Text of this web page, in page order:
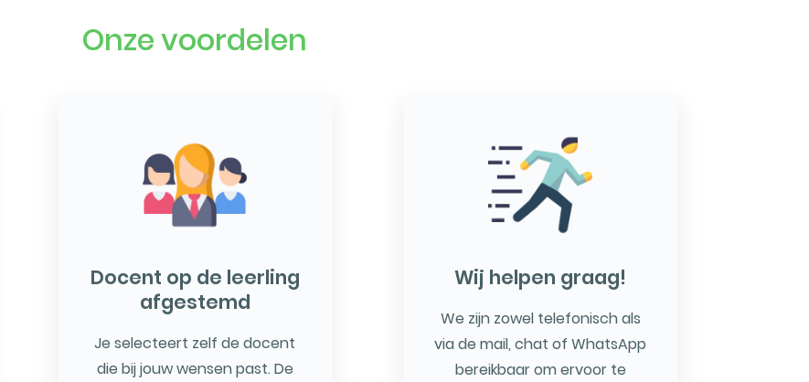
Onze voordelen
Docent op de leerling
afgestemd
Je selecteert zelf de docent
die bij jouw wensen past. De
Wij helpen graag!
We zijn zowel telefonisch als
via de mail, chat of WhatsApp
bereikbaar om ervoor te